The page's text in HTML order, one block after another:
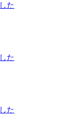
た
た
た